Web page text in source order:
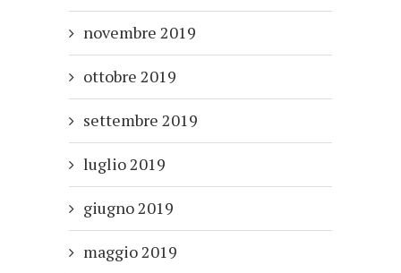
novembre 2019
ottobre 2019
settembre 2019
luglio 2019
giugno 2019
maggio 2019